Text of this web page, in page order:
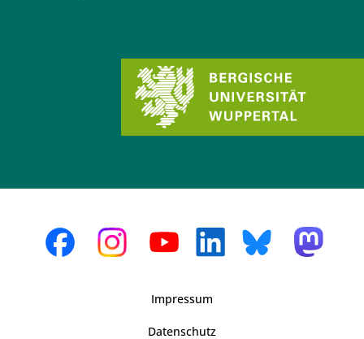
Impressum
Datenschutz